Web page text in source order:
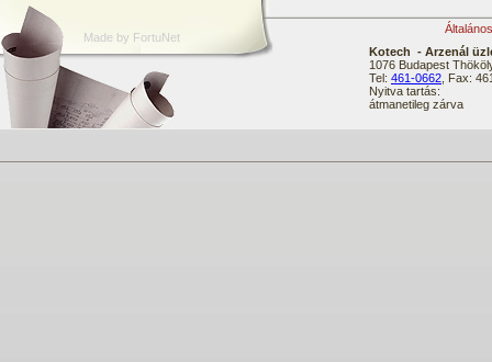
Made by FortuNet
Kotech - Arzenál
1076 Budapest
Tel: 461-0662 , Fax:
Nyitva tartás:
átmanetileg zárva